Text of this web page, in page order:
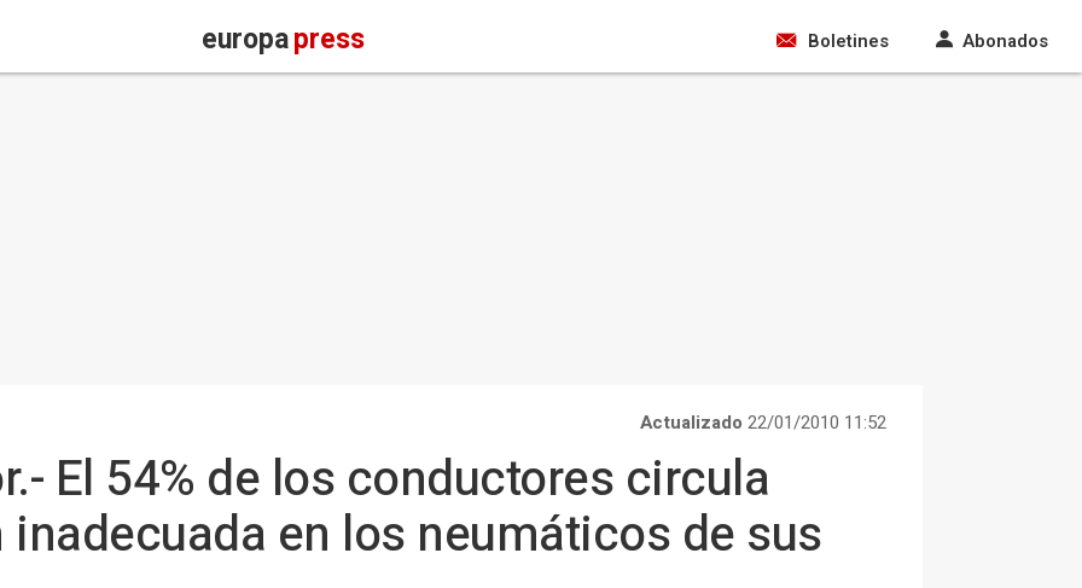
europapress Boletines Abonados
Actualizado 22/01/2010 11:52
El 54% de los conductores circula
en los neumáticos de sus